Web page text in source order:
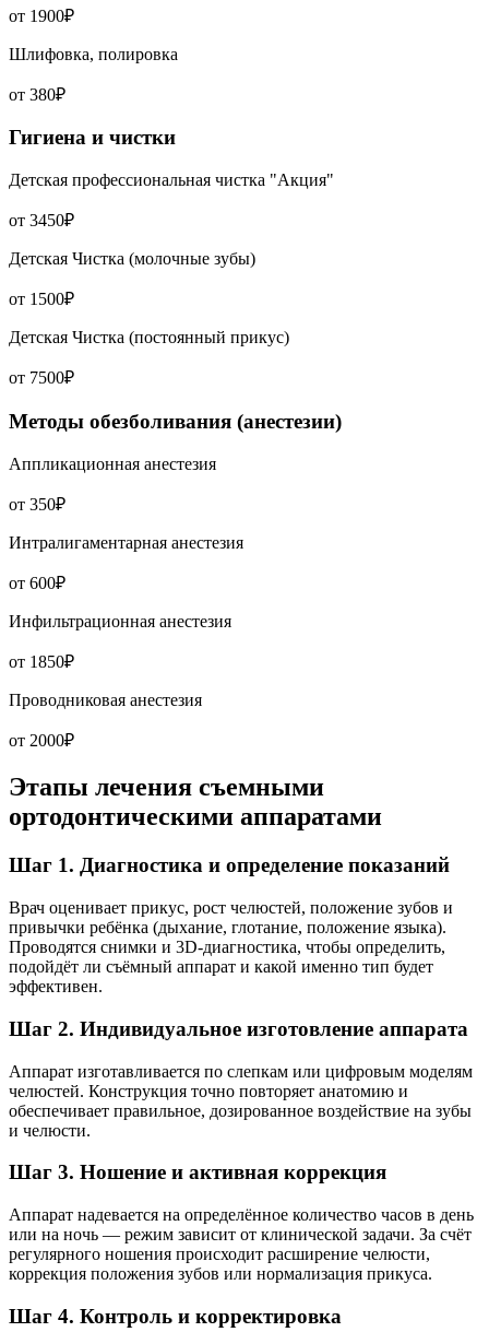
от 1900₽
Шлифовка, полировка
от 380₽
Гигиена и чистки
Детская профессиональная чистка "Акция"
от 3450₽
Детская Чистка (молочные зубы)
от 1500₽
Детская Чистка (постоянный прикус)
от 7500₽
Методы обезболивания (анестезии)
Аппликационная анестезия
от 350₽
Интралигаментарная анестезия
от 600₽
Инфильтрационная анестезия
от 1850₽
Проводниковая анестезия
от 2000₽
Этапы лечения съемными
ортодонтическими аппаратами
Шаг 1. Диагностика и определение показаний
Врач оценивает прикус, рост челюстей, положение зубов и
привычки ребёнка (дыхание, глотание, положение языка).
Проводятся снимки и 3D-диагностика, чтобы определить,
подойдёт ли съёмный аппарат и какой именно тип будет
эффективен.
Шаг 2. Индивидуальное изготовление аппарата
Аппарат изготавливается по слепкам или цифровым моделям
челюстей. Конструкция точно повторяет анатомию и
обеспечивает правильное, дозированное воздействие на зубы
и челюсти.
Шаг 3. Ношение и активная коррекция
Аппарат надевается на определённое количество часов в день
или на ночь — режим зависит от клинической задачи. За счёт
регулярного ношения происходит расширение челюсти,
коррекция положения зубов или нормализация прикуса.
Шаг 4. Контроль и корректировка